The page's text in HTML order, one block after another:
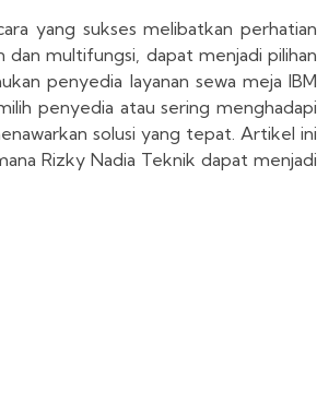
yang sukses melibatkan perhatian
multifungsi, dapat menjadi pilihan
penyedia layanan sewa meja IBM
penyedia atau sering menghadapi
solusi yang tepat. Artikel ini
Rizky Nadia Teknik dapat menjadi